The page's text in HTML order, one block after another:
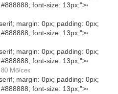
font-size: 13px;">•
margin: 0px; padding: 0px;
font-size: 13px;">•
margin: 0px; padding: 0px;
font-size: 13px;">•
80 Мб/сек
margin: 0px; padding: 0px;
font-size: 13px;">•